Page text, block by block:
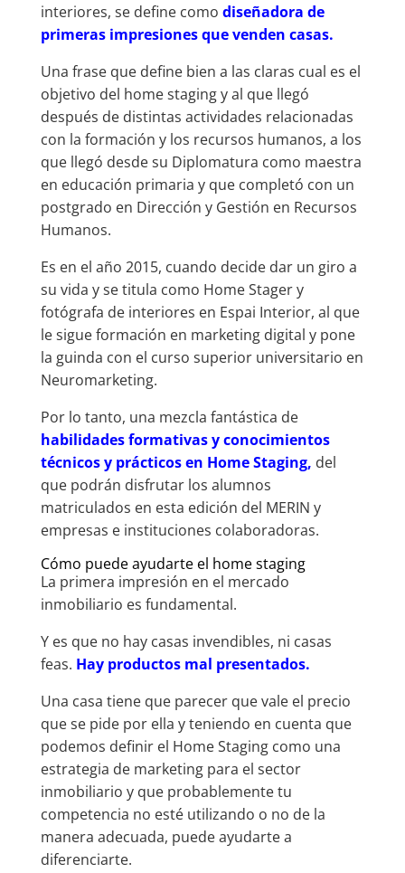
interiores, se define como diseñadora de
primeras impresiones que venden casas.
Una frase que define bien a las claras cual es el
objetivo del home staging y al que llegó
después de distintas actividades relacionadas
con la formación y los recursos humanos, a los
que llegó desde su Diplomatura como maestra
en educación primaria y que completó con un
postgrado en Dirección y Gestión en Recursos
Humanos.
Es en el año 2015, cuando decide dar un giro a
su vida y se titula como Home Stager y
fotógrafa de interiores en Espai Interior, al que
le sigue formación en marketing digital y pone
la guinda con el curso superior universitario en
Neuromarketing.
Por lo tanto, una mezcla fantástica de
habilidades formativas y conocimientos
técnicos y prácticos en Home Staging, del
que podrán disfrutar los alumnos
matriculados en esta edición del MERIN y
empresas e instituciones colaboradoras.
Cómo puede ayudarte el home staging
La primera impresión en el mercado
inmobiliario es fundamental.
Y es que no hay casas invendibles, ni casas
feas. Hay productos mal presentados.
Una casa tiene que parecer que vale el precio
que se pide por ella y teniendo en cuenta que
podemos definir el Home Staging como una
estrategia de marketing para el sector
inmobiliario y que probablemente tu
competencia no esté utilizando o no de la
manera adecuada, puede ayudarte a
diferenciarte.